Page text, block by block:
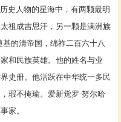
史人物的星海中，有两颗最明
祖成吉思汗，另一颗是满洲族
的清帝国，绵祚二百六十八
和民族英雄。他的姓名与业
史册。他活跃在中华统一多民
瑕不掩瑜。爱新觉罗·努尔哈
家。